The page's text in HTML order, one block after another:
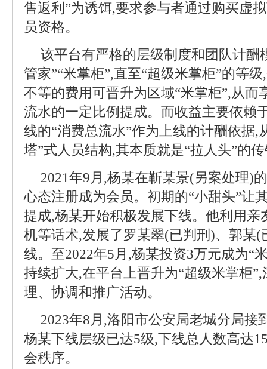
售返利”为诱饵,要求参与者通过购买虚
员资格。
该平台有严格的层级制度和团队计酬
管家”“米掌柜”,直至“超级米掌柜”的等
不等的费用可晋升为区域“米掌柜”,从而
流水的一定比例提成。而收益主要依赖
线的“消费总流水”作为上线的计酬依据,
塔”式人员结构,其本质就是“拉人头”的
2021年9月,杨某在靳某景(另案处理)
心态注册成为会员。初期的“小甜头”让
提成,杨某开始积极发展下线。他利用亲
机等话术,发展了罗某翠(已判刑)、郭某(
线。至2022年5月,杨某投资3万元成为“
持续扩大,在平台上晋升为“超级米掌柜
理、协调和推广活动。
2023年8月,洛阳市公安局老城分局接
杨某下线层级已达5级,下线总人数高达
会秩序。